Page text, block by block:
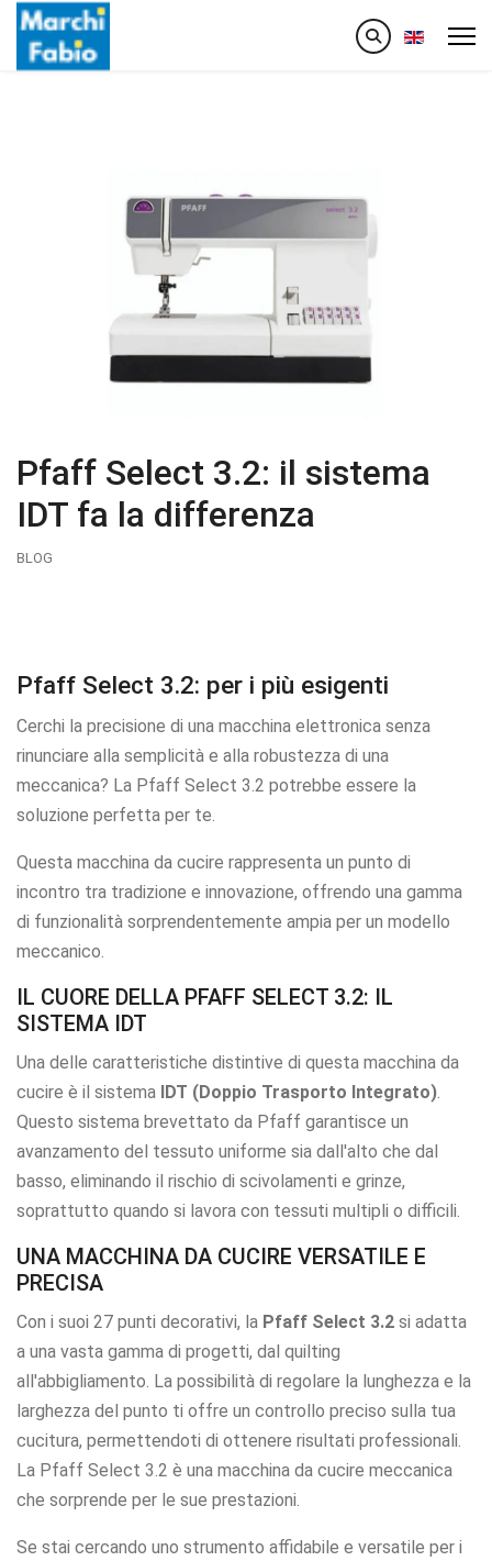
Seleziona
Pfaff Select 3.2: il sistema
IDT fa la differenza
BLOG
Pfaff Select 3.2: per i più esigenti
Cerchi la precisione di una macchina elettronica senza
rinunciare alla semplicità e alla robustezza di una
meccanica? La Pfaff Select 3.2 potrebbe essere la
soluzione perfetta per te.
Questa macchina da cucire rappresenta un punto di
incontro tra tradizione e innovazione, offrendo una gamma
di funzionalità sorprendentemente ampia per un modello
meccanico.
IL CUORE DELLA PFAFF SELECT 3.2: IL
SISTEMA IDT
Una delle caratteristiche distintive di questa macchina da
cucire è il sistema IDT (Doppio Trasporto Integrato).
Questo sistema brevettato da Pfaff garantisce un
avanzamento del tessuto uniforme sia dall'alto che dal
basso, eliminando il rischio di scivolamenti e grinze,
soprattutto quando si lavora con tessuti multipli o difficili.
UNA MACCHINA DA CUCIRE VERSATILE E
PRECISA
Con i suoi 27 punti decorativi, la Pfaff Select 3.2 si adatta
a una vasta gamma di progetti, dal quilting
all'abbigliamento. La possibilità di regolare la lunghezza e la
larghezza del punto ti offre un controllo preciso sulla tua
cucitura, permettendoti di ottenere risultati professionali.
La Pfaff Select 3.2 è una macchina da cucire meccanica
che sorprende per le sue prestazioni.
Se stai cercando uno strumento affidabile e versatile per i